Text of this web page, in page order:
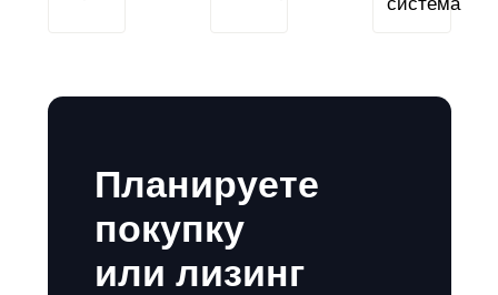
Планируете
покупку
или лизинг